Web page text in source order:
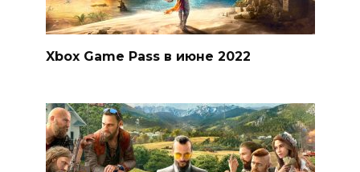
Xbox Game Pass в июне 2022